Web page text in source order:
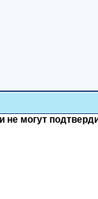
могут